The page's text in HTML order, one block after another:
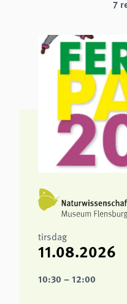
7
tirsdag
11.08.2026
10:30 – 12:00